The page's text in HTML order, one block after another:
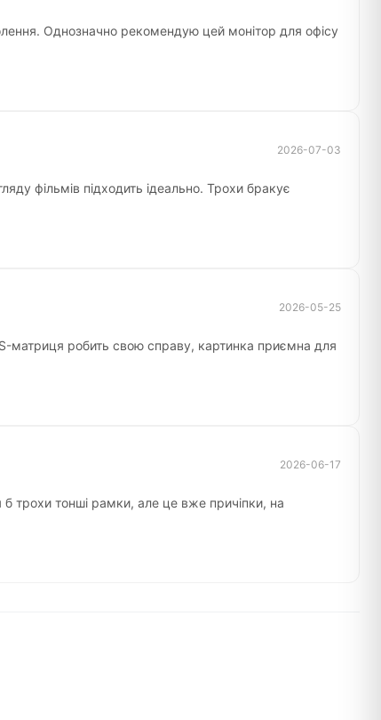
Однозначно рекомендую цей монітор для офісу
2026-07-03
фільмів підходить ідеально. Трохи бракує
2026-05-25
матриця робить свою справу, картинка приємна для
2026-06-17
трохи тонші рамки, але це вже причіпки, на